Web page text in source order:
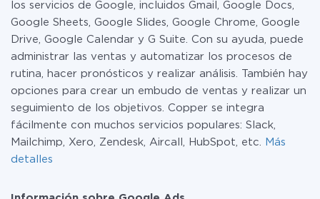
los servicios de Google, incluidos Gmail, Google Docs,
Google Sheets, Google Slides, Google Chrome, Google
Drive, Google Calendar y G Suite. Con su ayuda, puede
administrar las ventas y automatizar los procesos de
rutina, hacer pronósticos y realizar análisis. También hay
opciones para crear un embudo de ventas y realizar un
seguimiento de los objetivos. Copper se integra
fácilmente con muchos servicios populares: Slack,
Mailchimp, Xero, Zendesk, Aircall, HubSpot, etc.
Más
detalles